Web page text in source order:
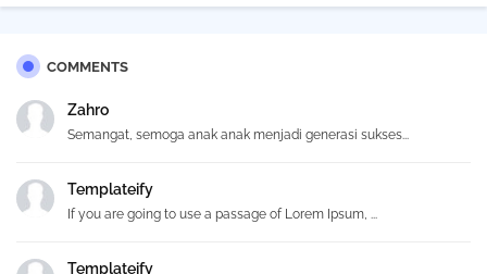
COMMENTS
Zahro
Semangat, semoga anak anak menjadi generasi sukses...
Templateify
If you are going to use a passage of Lorem Ipsum, ...
Templateify